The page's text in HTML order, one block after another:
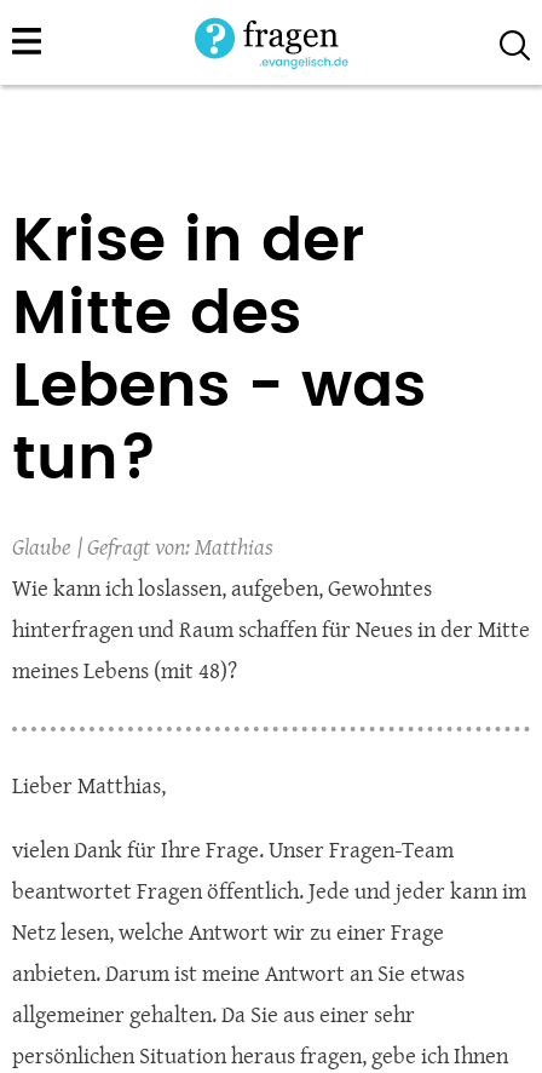
Direkt
zum
Krise in der
Mitte des
Lebens - was
tun?
Glaube
Matthias
Wie kann ich loslassen, aufgeben, Gewohntes
hinterfragen und Raum schaffen für Neues in der Mitte
meines Lebens (mit 48)?
Lieber Matthias,
vielen Dank für Ihre Frage. Unser Fragen-Team
beantwortet Fragen öffentlich. Jede und jeder kann im
Netz lesen, welche Antwort wir zu einer Frage
anbieten. Darum ist meine Antwort an Sie etwas
allgemeiner gehalten. Da Sie aus einer sehr
persönlichen Situation heraus fragen, gebe ich Ihnen